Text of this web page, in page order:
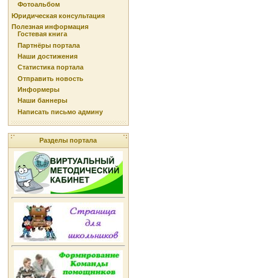
Фотоальбом
Юридическая консультация
Полезная информация
Гостевая книга
Партнёры портала
Наши достижения
Статистика портала
Отправить новость
Информеры
Наши баннеры
Написать письмо админу
Разделы портала